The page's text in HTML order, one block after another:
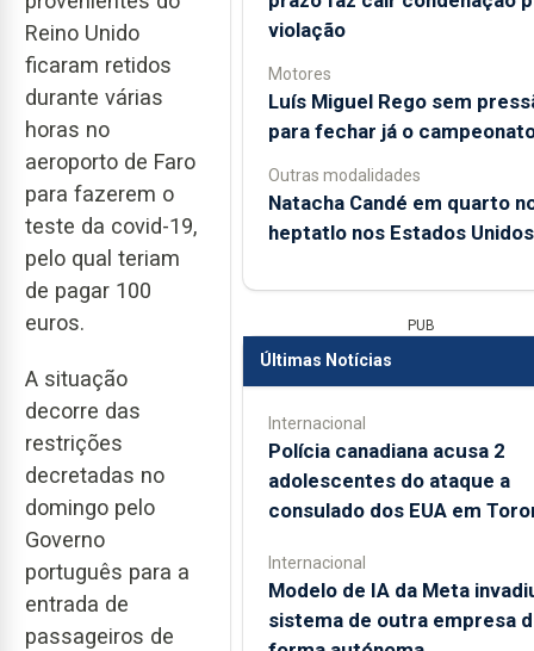
Reino Unido
ficaram retidos
durante várias
horas no
aeroporto de Faro
para fazerem o
teste da covid-19,
pelo qual teriam
de pagar 100
euros.
A situação
decorre das
restrições
decretadas no
domingo pelo
Governo
português para a
entrada de
passageiros de
violação
Motores
Luís Miguel Rego sem
para fechar já o
Outras modalidades
Natacha Candé em quarto
heptatlo nos Estados Unidos
PUB
Últimas Notícias
Internacional
Polícia canadiana acusa 2
adolescentes do ataque a
consulado dos EUA em
Internacional
Modelo de IA da Meta
sistema de outra empresa